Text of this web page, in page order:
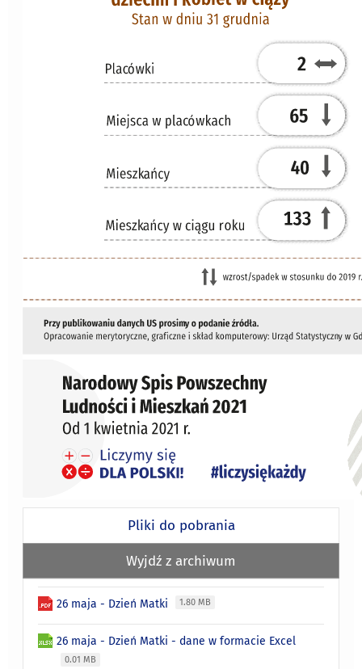
Pliki do pobrania
Wyjdź z archiwum
26 maja - Dzień Matki 1.80 MB
26 maja - Dzień Matki - dane w formacie Excel
0.01 MB